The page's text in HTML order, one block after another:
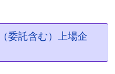
委託含む）上場企